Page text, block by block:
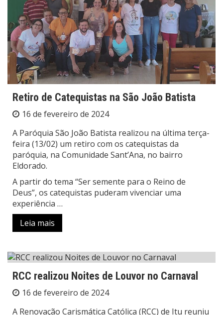
Retiro de Catequistas na São João Batista
16 de fevereiro de 2024
A Paróquia São João Batista realizou na última terça-
feira (13/02) um retiro com os catequistas da
paróquia, na Comunidade Sant’Ana, no bairro
Eldorado.
A partir do tema “Ser semente para o Reino de
Deus”, os catequistas puderam vivenciar uma
experiência …
Leia mais
RCC realizou Noites de Louvor no Carnaval
16 de fevereiro de 2024
A Renovação Carismática Católica (RCC) de Itu reuniu